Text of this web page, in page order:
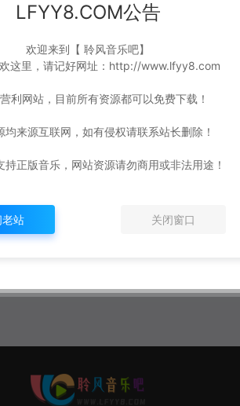
LFYY8.COM公告
欢迎来到【 聆风音乐吧】
这里，请记好网址：http://www.lfyy8.com
利网站，目前所有资源都可以免费下载！
均来源互联网，如有侵权请联系站长删除！
持正版音乐，网站资源请勿商用或非法用途！
老站 关闭窗口